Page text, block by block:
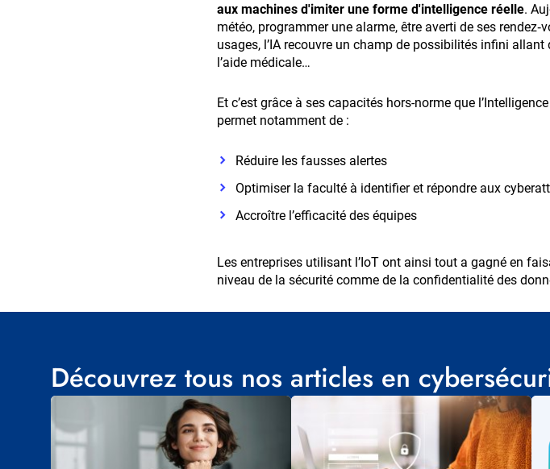
aux machines d'imiter une forme d'intelligence réelle.
météo, programmer une alarme, être averti de ses
usages, l’IA recouvre un champ de possibilités infini
l’aide médicale…
Et c’est grâce à ses capacités hors-norme que
permet notamment de :
Réduire les fausses alertes
Optimiser la faculté à identifier et répondre aux
Accroître l’efficacité des équipes
Les entreprises utilisant l’IoT ont ainsi tout a gagné en
niveau de la sécurité comme de la confidentialité des
Découvrez tous nos articles en
Visuel
principal